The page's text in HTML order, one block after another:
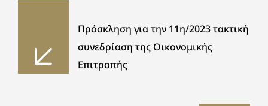
Πρόσκληση για την 11η/2023 τακτική
συνεδρίαση της Οικονομικής
Επιτροπής